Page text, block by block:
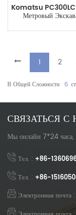
Komatsu
Метровый
1 2
В Общей Сложности 6
СВЯЗАТЬСЯ
Мы онлайн 7*24 часа,
Тел. : +86-
Тел. : +86-
Электронная